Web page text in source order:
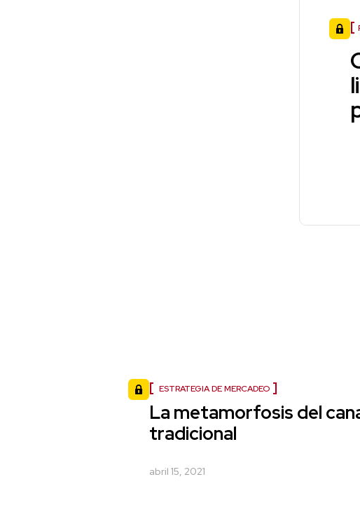
ESTRATEGIA DE MERCADEO
La metamorfosis del
tradicional
abril 15, 2021